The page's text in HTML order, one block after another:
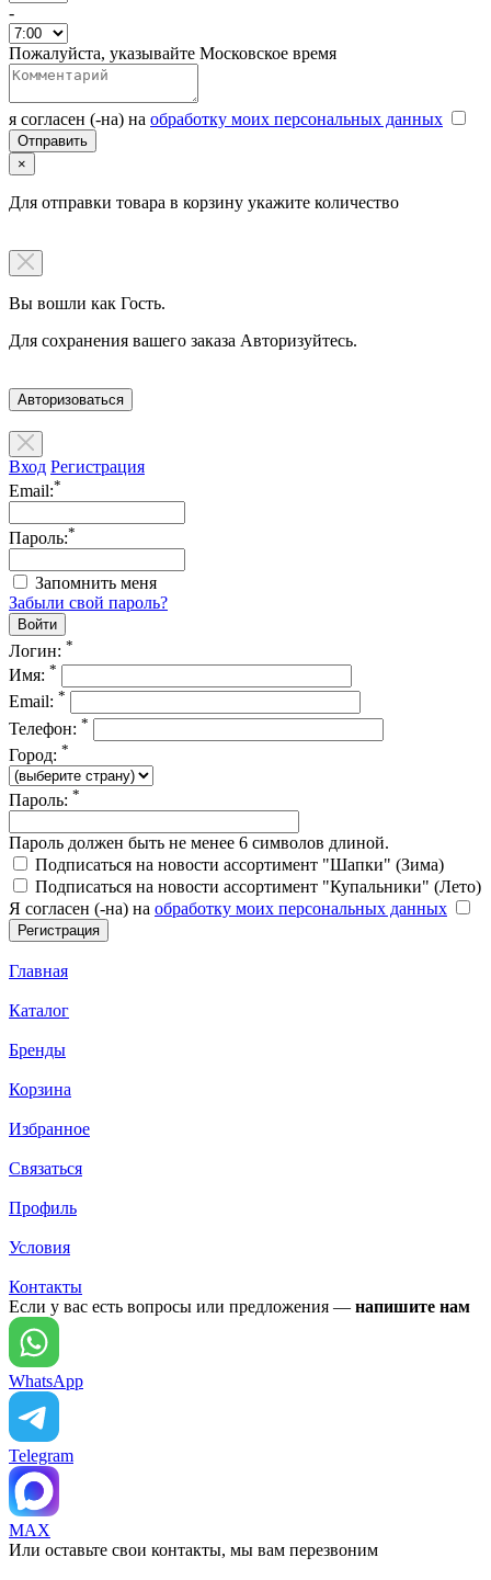
-
Пожалуйста, указывайте Московское время
я согласен (-на) на обработку моих персональных данных
×
Для отправки товара в корзину укажите количество
Вы вошли как Гость.
Для сохранения вашего заказа Авторизуйтесь.
Авторизоваться
Вход Регистрация
Email:*
Пароль:*
Запомнить меня
Забыли свой пароль?
Логин: *
Имя: *
Email: *
Телефон: *
Город: *
Пароль: *
Пароль должен быть не менее 6 символов длиной.
Подписаться на новости ассортимент "Шапки" (Зима)
Подписаться на новости ассортимент "Купальники" (Лето)
Я согласен (-на) на обработку моих персональных данных
Главная
Каталог
Бренды
Корзина
Избранное
Связаться
Профиль
Условия
Контакты
Если у вас есть вопросы или предложения — напишите нам
WhatsApp
Telegram
MAX
Или оставьте свои контакты, мы вам перезвоним